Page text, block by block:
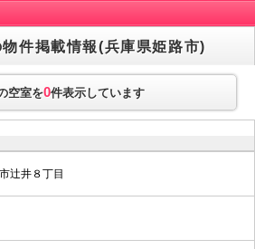
件掲載情報(兵庫県姫路市)
空室を0件表示しています
辻井８丁目